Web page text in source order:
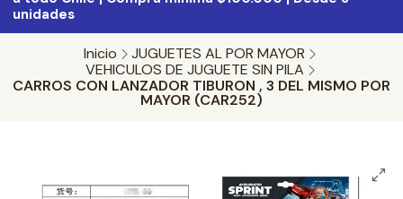
unidades
Inicio
JUGUETES AL POR MAYOR
VEHICULOS DE JUGUETE SIN PILA
CARROS CON LANZADOR TIBURON , 3 DEL MISMO POR
MAYOR (CAR252)